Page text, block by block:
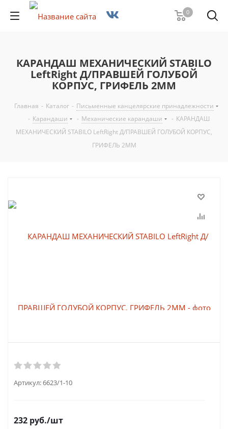
0
КАРАНДАШ МЕХАНИЧЕСКИЙ STABILO
LeftRight Д/ПРАВШЕЙ ГОЛУБОЙ
КОРПУС, ГРИФЕЛЬ 2ММ
Главная - Каталог - Письменные канцелярские принадлежности
- Карандаши - Механические карандаши - КАРАНДАШ
МЕХАНИЧЕСКИЙ STABILO LeftRight Д/ПРАВШЕЙ ГОЛУБОЙ КОРПУС,
ГРИФЕЛЬ 2ММ
Артикул:6623/1-10
232 руб./шт